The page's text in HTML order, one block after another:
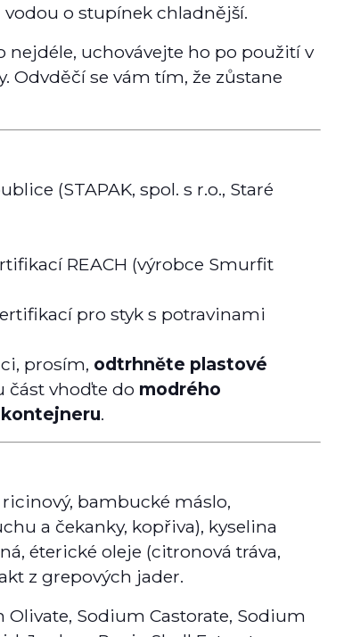
o stupínek chladnější.
uchovávejte ho po použití v
Odvděčí se vám tím, že zůstane
(STAPAK, spol. s r.o., Staré
REACH (výrobce Smurfit
pro styk s potravinami
prosím, odtrhněte plastové
část vhoďte do modrého
.
bambucké máslo,
a čekanky, kopřiva), kyselina
éterické oleje (citronová tráva,
z grepových jader.
Sodium Castorate, Sodium